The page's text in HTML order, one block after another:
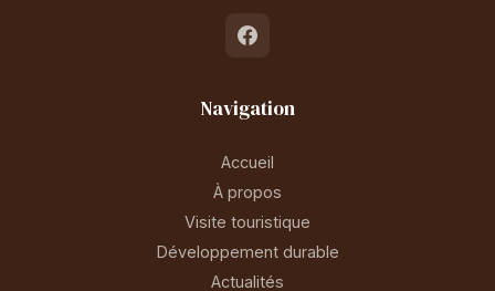
Navigation
Accueil
À propos
Visite touristique
Développement durable
Actualités